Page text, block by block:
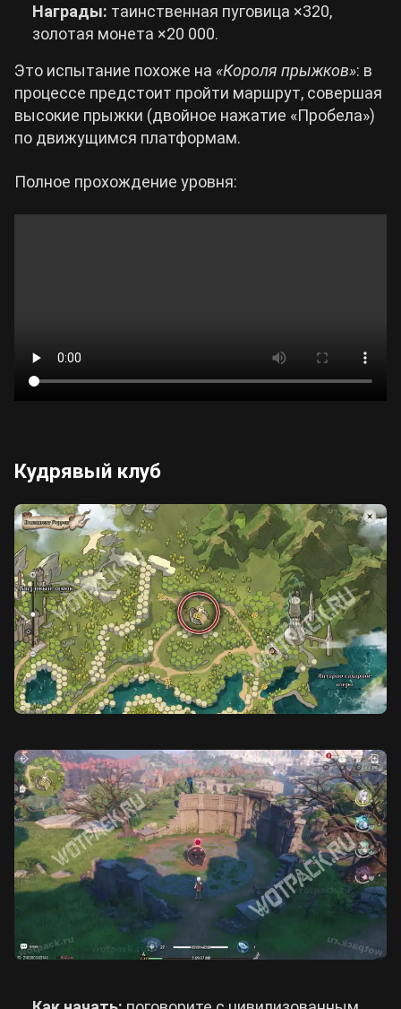
Награды: таинственная пуговица ×320,
золотая монета ×20 000.
Это испытание похоже на «Короля прыжков»: в
процессе предстоит пройти маршрут, совершая
высокие прыжки (двойное нажатие «Пробела»)
по движущимся платформам.
Полное прохождение уровня:
Кудрявый клуб